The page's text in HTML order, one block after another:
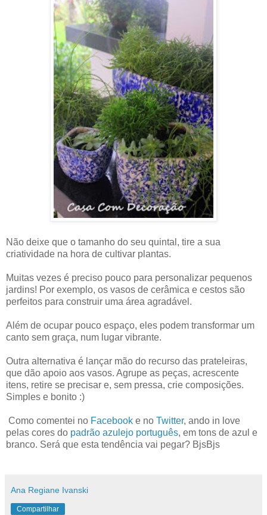
Não deixe que o tamanho do seu quintal, tire a sua
criatividade na hora de cultivar plantas.
Muitas vezes é preciso pouco para personalizar pequenos
jardins! Por exemplo, os vasos de cerâmica e cestos são
perfeitos para construir uma área agradável.
Além de ocupar pouco espaço, eles podem transformar um
canto sem graça, num lugar vibrante.
Outra alternativa é lançar mão do recurso das prateleiras,
que dão apoio aos vasos. Agrupe as peças, acrescente
itens, retire se precisar e, sem pressa, crie composições.
Simples e bonito :)
Como comentei no Facebook e no Twitter, ando in love
pelas cores do padrão azulejo português, em tons de azul e
branco. Será que esta tendência vai pegar? BjsBjs
Ana Regiane Ivanski
Compartilhar